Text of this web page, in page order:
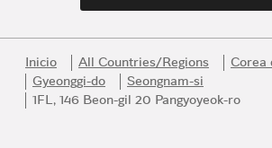
Inicio All Countries/Regions
Corea
Gyeonggi-do
Seongnam-si
1FL, 146 Beon-gil 20 Pangyoyeok-ro